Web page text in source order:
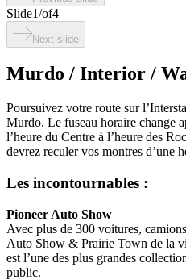
Slide1/of4
Next slide
Murdo / Interior /
Poursuivez votre route sur
Murdo. Le fuseau horaire change
l’heure du Centre à l’heure des
devrez reculer vos montres d’une
Les incontournables :
Pioneer Auto Show
Avec plus de 300 voitures,
Auto Show & Prairie Town de la
est l’une des plus grandes
public.